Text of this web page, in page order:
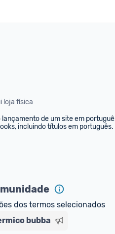
loja física
de um site em
incluindo títulos em português.
dos termos selecionados
bubba